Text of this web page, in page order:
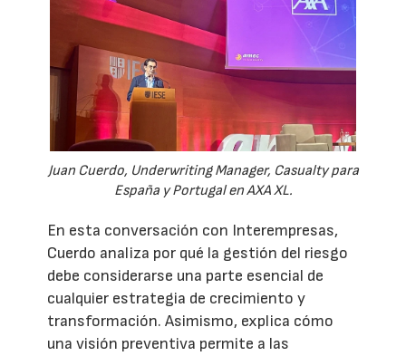
Juan Cuerdo, Underwriting Manager, Casualty para
España y Portugal en AXA XL.
En esta conversación con Interempresas,
Cuerdo analiza por qué la gestión del riesgo
debe considerarse una parte esencial de
cualquier estrategia de crecimiento y
transformación. Asimismo, explica cómo
una visión preventiva permite a las